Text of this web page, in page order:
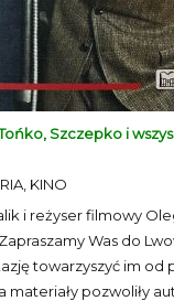
Szczepko i
KINO
i reżyser filmowy
Was do
towarzyszyć im od
materiały pozwoliły